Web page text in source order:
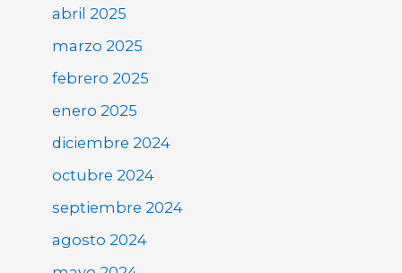
abril 2025
marzo 2025
febrero 2025
enero 2025
diciembre 2024
octubre 2024
septiembre 2024
agosto 2024